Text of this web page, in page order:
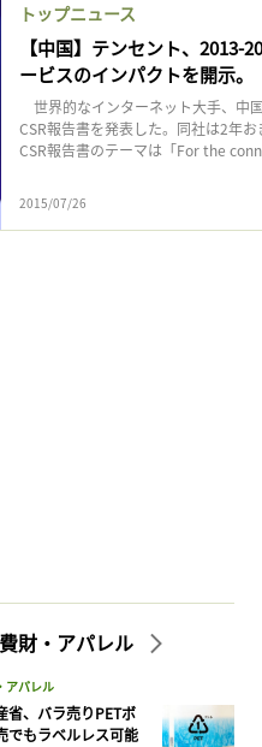
トップニュース
【中国】テンセント、2013-
ービスのインパクトを開示。
世界的なインターネット大手、中
CSR報告書を発表した。同社は2年
CSR報告書のテーマは「For the
2015/07/26
財・アパレル
アパレル
省、バラ売りPETボ
でもラベルレス可能